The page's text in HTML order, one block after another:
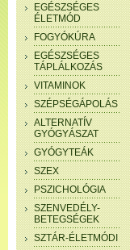
EGÉSZSÉGES
ÉLETMÓD
FOGYÓKÚRA
EGÉSZSÉGES
TÁPLÁLKOZÁS
VITAMINOK
SZÉPSÉGÁPOLÁS
ALTERNATÍV
GYÓGYÁSZAT
GYÓGYTEÁK
SZEX
PSZICHOLÓGIA
SZENVEDÉLY-
BETEGSÉGEK
SZTÁR-ÉLETMÓDI